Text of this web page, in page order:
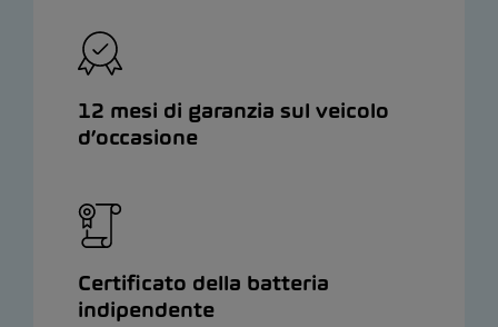
12 mesi di garanzia sul veicolo
d’occasione
Certificato della batteria
indipendente